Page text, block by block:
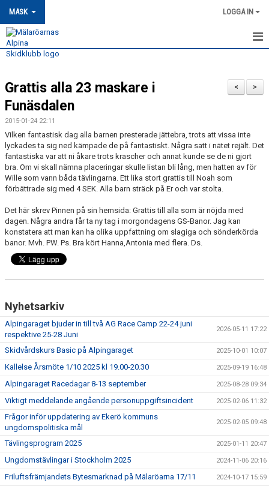
MASK LOGGA IN
MASK-NYHETER
OM MASK
MEDLEMSSKAP
KONTAKT
TRÄNING
TÄVLING
MASK KALENDER
KLUBBKLÄDER
MATILDA RAPAPORT MINNESFOND
>
<
Grattis alla 23 maskare i
Funäsdalen
2015-01-24 22:11
Vilken fantastisk dag alla barnen presterade jättebra, trots att vissa inte
lyckades ta sig ned kämpade de på fantastiskt. Några satt i nätet rejält. Det
fantastiska var att ni åkare trots krascher och annat kunde se de ni gjort
bra. Om vi skall nämna placeringar skulle listan bli lång, men hatten av för
Wille som vann båda tävlingarna. Ett lika stort grattis till Noah som
förbättrade sig med 4 SEK. Alla barn sträck på Er och var stolta.
Det här skrev Pinnen på sin hemsida: Grattis till alla som är nöjda med
dagen. Några andra får ta ny tag i morgondagens GS-Banor. Jag kan
konstatera att man kan ha olika uppfattning om slagiga och sönderkörda
banor. Mvh. PW. Ps. Bra kört Hanna,Antonia med flera. Ds.
Nyhetsarkiv
Alpingaraget bjuder in till två AG Race Camp 22-24 juni
respektive 25-28 Juni
2026-05-11 17:22
Skidvårdskurs Basic på Alpingaraget 2025-10-01 10:07
Kallelse Årsmöte 1/10 2025 kl 19.00-20.30 2025-09-19 16:48
Alpingaraget Racedagar 8-13 september 2025-08-28 09:34
Viktigt meddelande angående personuppgiftsincident 2025-02-06 11:32
Frågor inför uppdatering av Ekerö kommuns
ungdomspolitiska mål
2025-02-05 09:48
Tävlingsprogram 2025 2025-01-11 20:47
Ungdomstävlingar i Stockholm 2025 2024-11-06 20:16
Friluftsfrämjandets Bytesmarknad på Mälaröarna 17/11 2024-10-17 15:59